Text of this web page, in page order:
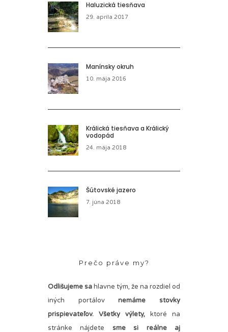
Haluzická tiesňava
29. apríla 2017
Manínsky okruh
10. mája 2016
Králická tiesňava a Králický
vodopád
24. mája 2018
Šútovské jazero
7. júna 2018
Prečo práve my?
Odlišujeme sa hlavne tým, že na rozdiel od
iných portálovnemáme stovky
prispievateľov. Všetky výlety, ktoré na
stránke nájdete sme si reálne aj